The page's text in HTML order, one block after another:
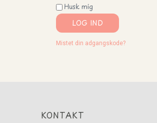
Husk mig
LOG IND
Mistet din adgangskode?
KONTAKT